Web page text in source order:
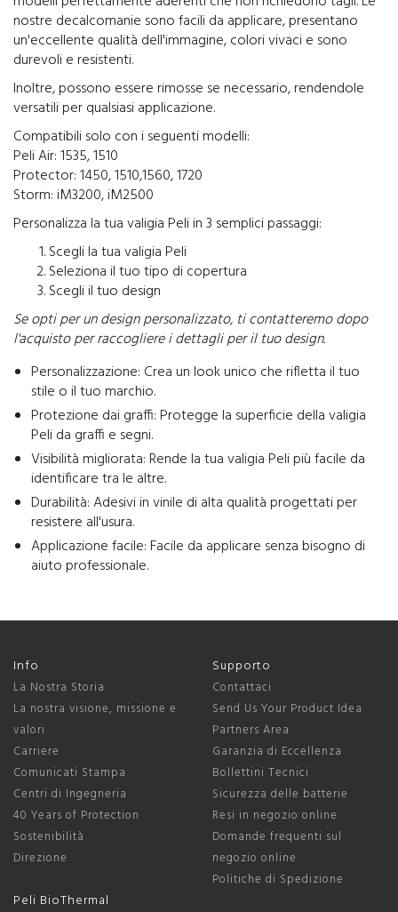
nostre decalcomanie sono facili da applicare, presentano
un'eccellente qualità dell'immagine, colori vivaci e sono
durevoli e resistenti.
Inoltre, possono essere rimosse se necessario, rendendole
versatili per qualsiasi applicazione.
Compatibili solo con i seguenti modelli:
Peli Air: 1535, 1510
Protector: 1450, 1510,1560, 1720
Storm: iM3200, iM2500
Personalizza la tua valigia Peli in 3 semplici passaggi:
Scegli la tua valigia Peli
Seleziona il tuo tipo di copertura
Scegli il tuo design
Se opti per un design personalizzato, ti contatteremo dopo
l'acquisto per raccogliere i dettagli per il tuo design.
Personalizzazione: Crea un look unico che rifletta il tuo
stile o il tuo marchio.
Protezione dai graffi: Protegge la superficie della valigia
Peli da graffi e segni.
Visibilità migliorata: Rende la tua valigia Peli più facile da
identificare tra le altre.
Durabilità: Adesivi in vinile di alta qualità progettati per
resistere all'usura.
Applicazione facile: Facile da applicare senza bisogno di
aiuto professionale.
Info
La Nostra Storia
La nostra visione, missione e
valori
Carriere
Comunicati Stampa
Centri di Ingegneria
40 Years of Protection
Sostenibilità
Direzione
Peli BioThermal
Supporto
Contattaci
Send Us Your Product Idea
Partners Area
Garanzia di Eccellenza
Bollettini Tecnici
Sicurezza delle batterie
Resi in negozio online
Domande frequenti sul
negozio online
Politiche di Spedizione